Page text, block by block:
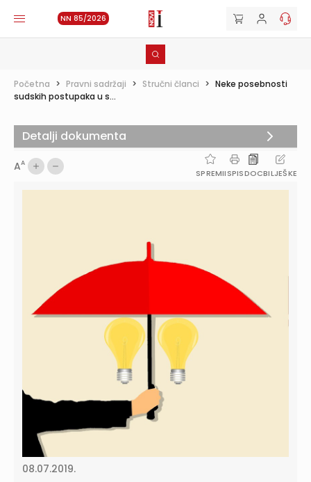
NN 85/2026
Početna > Pravni sadržaji > Stručni članci > Neke posebnosti
sudskih postupaka u s...
AA
SPREMIISPISDOCBILJEŠKE
08.07.2019.
Detalji dokumenta